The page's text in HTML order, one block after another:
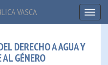
VASCA
DERECHO A AGUA Y
GÉNERO